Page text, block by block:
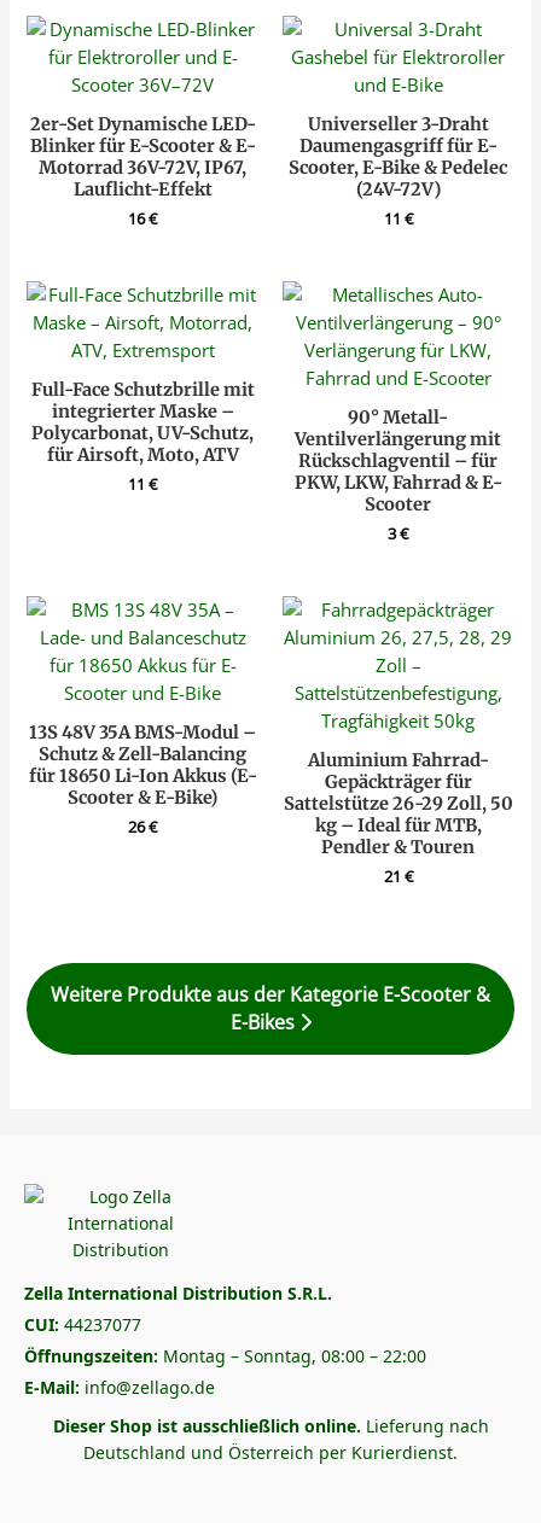
2er-Set Dynamische LED-
Blinker für E-Scooter & E-
Motorrad 36V-72V, IP67,
Lauflicht-Effekt
16€
Universeller 3-Draht
Daumengasgriff für E-
Scooter, E-Bike & Pedelec
(24V-72V)
11 €
Full-Face Schutzbrille mit
integrierter Maske –
Polycarbonat, UV-Schutz,
für Airsoft, Moto, ATV
11€
90° Metall-
Ventilverlängerung mit
Rückschlagventil – für
PKW, LKW, Fahrrad & E-
Scooter
3€
13S 48V 35A BMS-Modul –
Schutz & Zell-Balancing
für 18650 Li-Ion Akkus (E-
Scooter & E-Bike)
26€
Aluminium Fahrrad-
Gepäckträger für
Sattelstütze 26-29 Zoll, 50
kg – Ideal für MTB,
Pendler & Touren
21 €
Weitere Produkte aus der Kategorie E-Scooter &
E-Bikes
Zella International Distribution S.R.L.
CUI: 44237077
Öffnungszeiten: Montag – Sonntag, 08:00 – 22:00
E-Mail: info@zellago.de
Dieser Shop ist ausschließlich online. Lieferung nach
Deutschland und Österreich per Kurierdienst.